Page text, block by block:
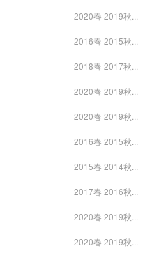
2020春 2019秋...
2016春 2015秋...
2018春 2017秋...
2020春 2019秋...
2020春 2019秋...
2016春 2015秋...
2015春 2014秋...
2017春 2016秋...
2020春 2019秋...
2020春 2019秋...